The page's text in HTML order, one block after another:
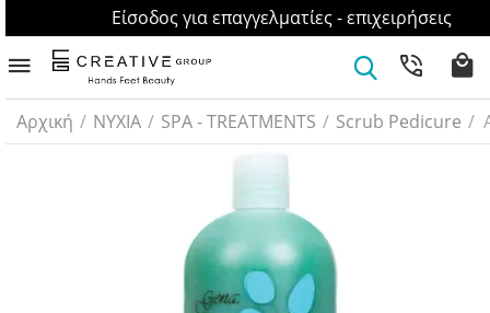
Είσοδος για επαγγελματίες - επιχειρήσεις
Αρχική / ΝΥΧΙΑ / SPA - TREATMENTS / Scrub Pedicure /